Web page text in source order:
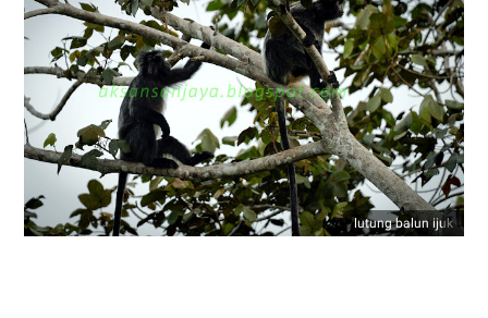
lutung balun ijuk